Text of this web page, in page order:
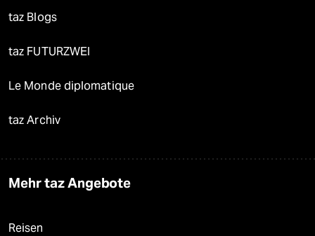
taz Blogs
taz FUTURZWEI
Le Monde diplomatique
taz Archiv
Mehr taz Angebote
Reisen